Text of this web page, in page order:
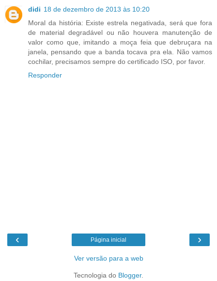
didi 18 de dezembro de 2013 às 10:20
Moral da história: Existe estrela negativada, será que fora
de material degradável ou não houvera manutenção de
valor como que, imitando a moça feia que debruçara na
janela, pensando que a banda tocava pra ela. Não vamos
cochilar, precisamos sempre do certificado ISO, por favor.
Responder
‹ ›
Página inicial
Ver versão para a web
Tecnologia do Blogger.